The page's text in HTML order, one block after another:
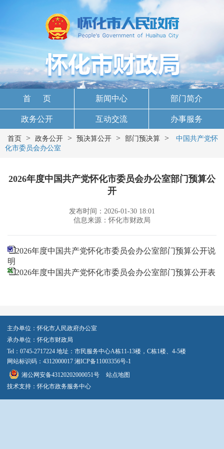
首 页 新闻中心 部门简介
政务公开 互动交流 办事服务
首页 > 政务公开 > 预决算公开 > 部门预决算 >
中国共产党怀
化市委员会办公室
2026年度中国共产党怀化市委员会办公室部门预算公
开
发布时间：2026-01-30 18:01
信息来源：怀化市财政局
2026年度中国共产党怀化市委员会办公室部门预算公开说
明
2026年度中国共产党怀化市委员会办公室部门预算公开表
主办单位：怀化市人民政府办公室
承办单位：怀化市财政局
Tel：0745-2717224 地址：市民服务中心A栋11-13楼，C栋1楼、4-5楼
网站标识码：4312000017 湘ICP备11003356号-1
湘公网安备43120202000051号
站点地图
技术支持：怀化市政务服务中心